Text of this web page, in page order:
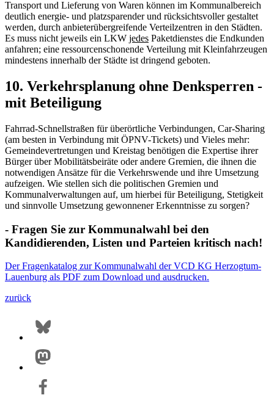
Transport und Lieferung von Waren können im Kommunalbereich
deutlich energie- und platzsparender und rücksichtsvoller gestaltet
werden, durch anbieterübergreifende Verteilzentren in den Städten.
Es muss nicht jeweils ein LKW jedes Paketdienstes die Endkunden
anfahren; eine ressourcenschonende Verteilung mit Kleinfahrzeugen
mindestens innerhalb der Städte ist dringend geboten.
10. Verkehrsplanung ohne Denksperren -
mit Beteiligung
Fahrrad-Schnellstraßen für überörtliche Verbindungen, Car-Sharing
(am besten in Verbindung mit ÖPNV-Tickets) und Vieles mehr:
Gemeindevertretungen und Kreistag benötigen die Expertise ihrer
Bürger über Mobilitätsbeiräte oder andere Gremien, die ihnen die
notwendigen Ansätze für die Verkehrswende und ihre Umsetzung
aufzeigen. Wie stellen sich die politischen Gremien und
Kommunalverwaltungen auf, um hierbei für Beteiligung, Stetigkeit
und sinnvolle Umsetzung gewonnener Erkenntnisse zu sorgen?
- Fragen Sie zur Kommunalwahl bei den
Kandidierenden, Listen und Parteien kritisch nach!
Der Fragenkatalog zur Kommunalwahl der VCD KG Herzogtum-
Lauenburg als PDF zum Download und ausdrucken.
zurück